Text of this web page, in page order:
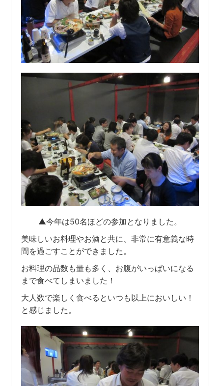
▲今年は50名ほどの参加となりました。
美味しいお料理やお酒と共に、非常に有意義な時
間を過ごすことができました。
お料理の品数も量も多く、お腹がいっぱいになる
まで食べてしまいました！
大人数で楽しく食べるといつも以上においしい！
と感じました。